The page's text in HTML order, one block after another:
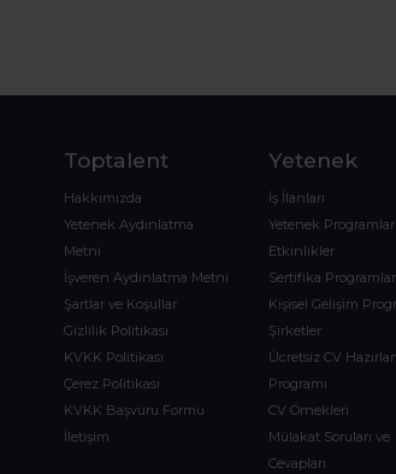
Toptalent
Hakkımızda
Yetenek Aydınlatma
Metni
İşveren Aydınlatma Metni
Şartlar ve Koşullar
Gizlilik Politikası
KVKK Politikası
Çerez Politikası
KVKK Başvuru Formu
İletişim
Yetenek
İş İlanları
Yetenek Programları
Etkinlikler
Sertifika
Kişisel Gelişim
Şirketler
Ücretsiz CV
Programı
CV Örnekleri
Mülakat Soruları ve
Cevapları